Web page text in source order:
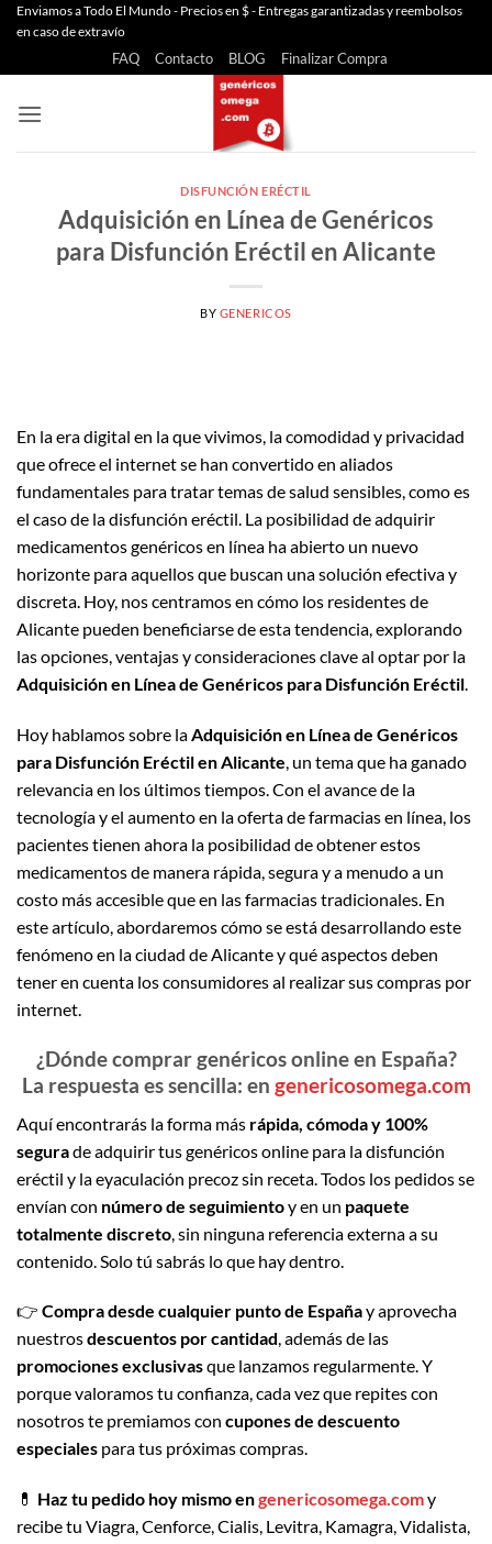
Saltar
Enviamos a Todo El Mundo - Precios en $ - Entregas garantizadas y reembolsos
en caso de extravío
FAQ Contacto BLOG Finalizar Compra
DISFUNCIÓN ERÉCTIL
Adquisición en Línea de Genéricos
para Disfunción Eréctil en Alicante
BY GENERICOS
En la era digital en la que vivimos, la comodidad y privacidad
que ofrece el internet se han convertido en aliados
fundamentales para tratar temas de salud sensibles, como es
el caso de la disfunción eréctil. La posibilidad de adquirir
medicamentos genéricos en línea ha abierto un nuevo
horizonte para aquellos que buscan una solución efectiva y
discreta. Hoy, nos centramos en cómo los residentes de
Alicante pueden beneficiarse de esta tendencia, explorando
las opciones, ventajas y consideraciones clave al optar por la
Adquisición en Línea de Genéricos para Disfunción Eréctil.
Hoy hablamos sobre laAdquisición en Línea de Genéricos
para Disfunción Eréctil en Alicante, un tema que ha ganado
relevancia en los últimos tiempos. Con el avance de la
tecnología y el aumento en la oferta de farmacias en línea, los
pacientes tienen ahora la posibilidad de obtener estos
medicamentos de manera rápida, segura y a menudo a un
costo más accesible que en las farmacias tradicionales. En
este artículo, abordaremos cómo se está desarrollando este
fenómeno en la ciudad de Alicante y qué aspectos deben
tener en cuenta los consumidores al realizar sus compras por
internet.
¿Dónde comprar genéricos online en España?
La respuesta es sencilla: en genericosomega.com
Aquí encontrarás la forma más rápida, cómoda y 100%
segurade adquirir tus genéricos online para la disfunción
eréctil y la eyaculación precoz sin receta. Todos los pedidos se
envían con número de seguimientoy en un paquete
totalmente discreto , sin ninguna referencia externa a su
contenido. Solo tú sabrás lo que hay dentro.
👉 Compra desde cualquier punto de Españay aprovecha
nuestrosdescuentos por cantidad, además de las
promociones exclusivasque lanzamos regularmente. Y
porque valoramos tu confianza, cada vez que repites con
nosotros te premiamos con cupones de descuento
especiales para tus próximas compras.
💊 Haz tu pedido hoy mismo engenericosomega.comy
recibe tu Viagra, Cenforce, Cialis, Levitra, Kamagra, Vidalista,